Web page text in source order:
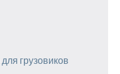
грузовиков